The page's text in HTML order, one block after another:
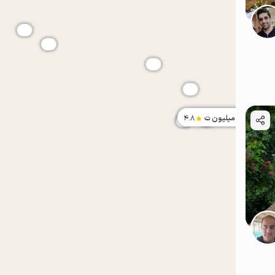
میلیون ت 4.8
موقعیت در نقشه
موقعیت در نقشه